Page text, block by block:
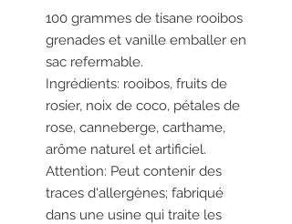
100 grammes de tisane rooibos
grenades et vanille emballer en
sac refermable.
Ingrédients: rooibos, fruits de
rosier, noix de coco, pétales de
rose, canneberge, carthame,
arôme naturel et artificiel.
Attention: Peut contenir des
traces d'allergènes; fabriqué
dans une usine qui traite les